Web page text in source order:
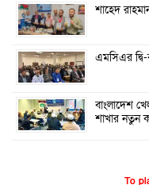
শাহেদ
এমসিএর দ্বি-
বাংলাদেশ
শাখার নতুন
To